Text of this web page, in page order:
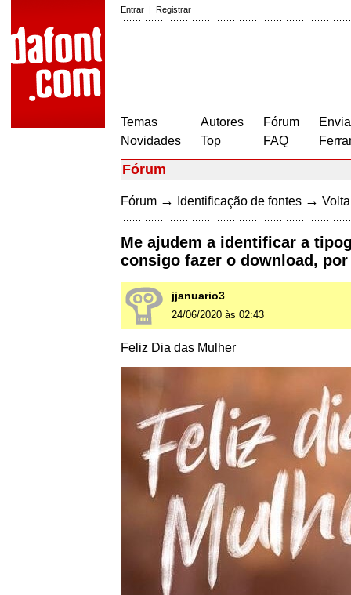
Entrar | Registrar
Temas
Novidades
Autores
Top
Fórum
FAQ
Fórum
Fórum → Identificação de fontes →
Me ajudem a identificar a
consigo fazer o download,
jjanuario3
24/06/2020 às 02:43
Feliz Dia das Mulher